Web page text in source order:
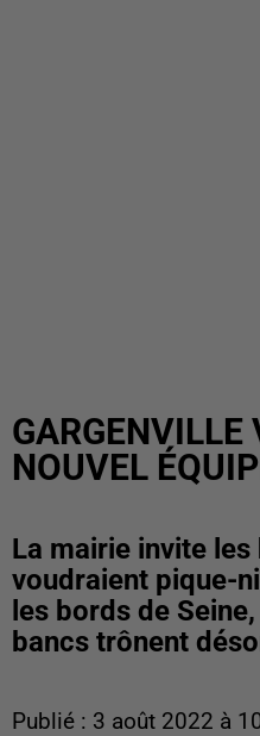
GARGENVILLE
NOUVEL
La mairie invite
voudraient pique-
les bords de
bancs trônent
Publié : 3 août 2022 à